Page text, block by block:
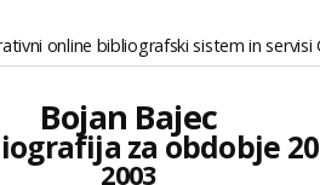
online bibliografski sistem in servisi
Bojan Bajec
za obdobje
2003